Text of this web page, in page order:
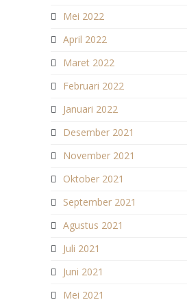
Mei 2022
April 2022
Maret 2022
Februari 2022
Januari 2022
Desember 2021
November 2021
Oktober 2021
September 2021
Agustus 2021
Juli 2021
Juni 2021
Mei 2021